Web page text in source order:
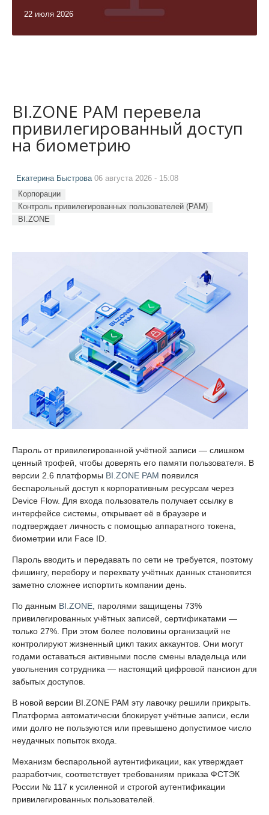
22 июля 2026
BI.ZONE PAM перевела
привилегированный доступ
на биометрию
Екатерина Быстрова06 августа 2026 - 15:08
Корпорации
Контроль привилегированных пользователей (PAM)
BI.ZONE
Пароль от привилегированной учётной записи — слишком
ценный трофей, чтобы доверять его памяти пользователя. В
версии 2.6 платформы BI.ZONE PAM появился
беспарольный доступ к корпоративным ресурсам через
Device Flow. Для входа пользователь получает ссылку в
интерфейсе системы, открывает её в браузере и
подтверждает личность с помощью аппаратного токена,
биометрии или Face ID.
Пароль вводить и передавать по сети не требуется, поэтому
фишингу, перебору и перехвату учётных данных становится
заметно сложнее испортить компании день.
По данным BI.ZONE , паролями защищены 73%
привилегированных учётных записей, сертификатами —
только 27%. При этом более половины организаций не
контролируют жизненный цикл таких аккаунтов. Они могут
годами оставаться активными после смены владельца или
увольнения сотрудника — настоящий цифровой пансион для
забытых доступов.
В новой версии BI.ZONE PAM эту лавочку решили прикрыть.
Платформа автоматически блокирует учётные записи, если
ими долго не пользуются или превышено допустимое число
неудачных попыток входа.
Механизм беспарольной аутентификации, как утверждает
разработчик, соответствует требованиям приказа ФСТЭК
России № 117 к усиленной и строгой аутентификации
привилегированных пользователей.